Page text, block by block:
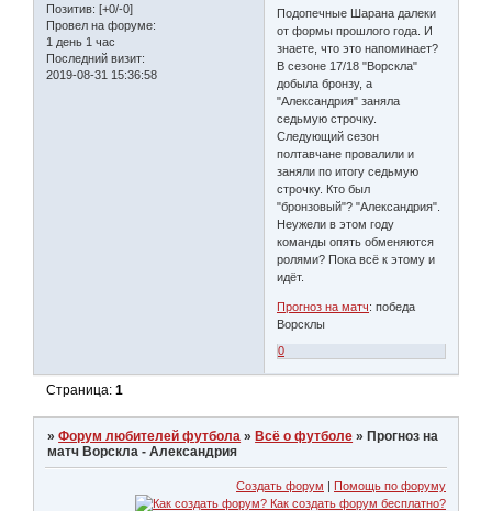
Позитив: [+0/-0]
Провел на форуме:
1 день 1 час
Последний визит:
2019-08-31 15:36:58
Подопечные Шарана далеки
от формы прошлого года. И
знаете, что это напоминает?
В сезоне 17/18 "Ворскла"
добыла бронзу, а
"Александрия" заняла
седьмую строчку.
Следующий сезон
полтавчане провалили и
заняли по итогу седьмую
строчку. Кто был
"бронзовый"? "Александрия".
Неужели в этом году
команды опять обменяются
ролями? Пока всё к этому и
идёт.
Прогноз на матч: победа
Ворсклы
0
Страница:1
»Форум любителей футбола »Всё о футболе »Прогноз на
матч Ворскла - Александрия
Создать форум | Помощь по форуму